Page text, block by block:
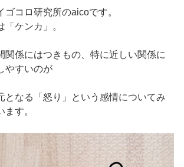
ゴコロ研究所のaicoです。
ケンカ」。
関係にはつきもの、特に近しい関係に
やすいのが
となる「怒り」という感情についてみ
す。